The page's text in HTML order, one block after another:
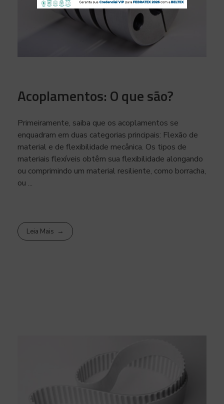
Acoplamentos: O que são?
Primeiramente, saiba que os acoplamentos se
enquadram em duas categorias principais: Flexão de
material e de flexibilidade mecânica. Os tipos de
materiais flexíveis obtêm sua flexibilidade alongando
ou comprimindo um material resiliente, como borracha,
ou ...
Leia Mais